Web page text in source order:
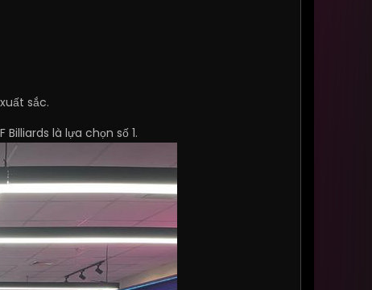
sắc.
Billiards là lựa chọn số 1.